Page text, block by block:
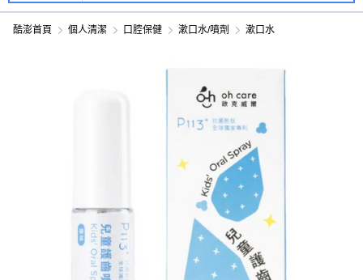
酷澎首頁 個人清潔 口腔保健 漱口水/噴劑 漱口水